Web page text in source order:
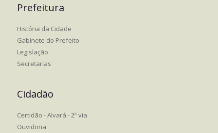
Prefeitura
História da Cidade
Gabinete do Prefeito
Legislação
Secretarias
Cidadão
Certidão - Alvará - 2ª via
Ouvidoria